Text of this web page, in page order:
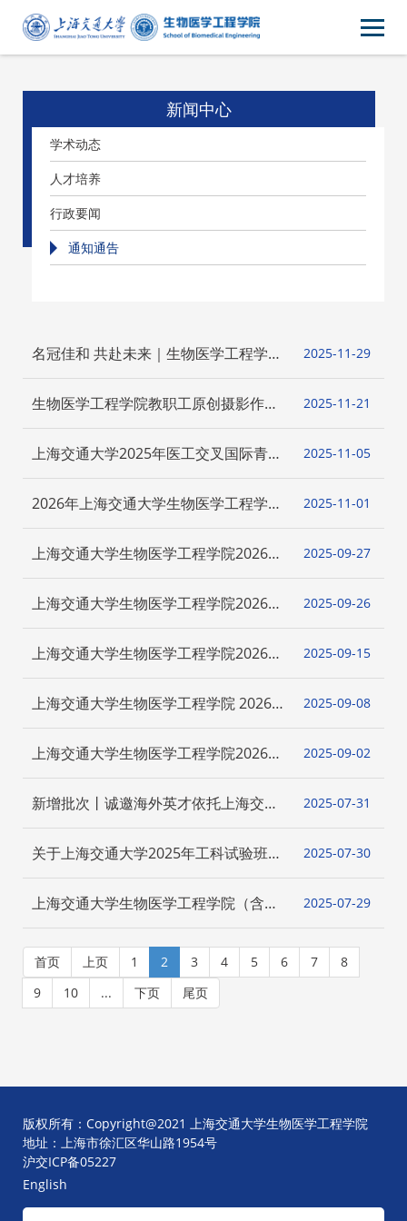
新闻中心
学术动态
人才培养
行政要闻
通知通告
名冠佳和 共赴未来｜生物医学工程学院
健康创新大楼报告厅座椅冠名捐赠项目
启动！
29
2025-11
生物医学工程学院教职工原创摄影作品
征集启事
21
2025-11
上海交通大学2025年医工交叉国际青年
学者论坛诚邀海内外英才
05
2025-11
2026年上海交通大学生物医学工程学院
博士生“申请-考核”制及“硕博连读”招生
实施办法
01
2025-11
上海交通大学生物医学工程学院2026年
接收推荐免试研究生（含直博生）预推
免复试通知-第二批
27
2025-09
上海交通大学生物医学工程学院2026年
接收推荐免试研究生(含直博生)预推免
办法(第二批)
26
2025-09
上海交通大学生物医学工程学院2026年
接收推荐免试研究生（含直博生）预推
免复试通知
15
2025-09
上海交通大学生物医学工程学院 2026
年接收推荐免试研究生（含直博生）预
推免办法
08
2025-09
上海交通大学生物医学工程学院2026年
推荐优秀应届本科毕业生免试攻读研究
生工作办法
02
2025-09
新增批次丨诚邀海外英才依托上海交通
大学生物医学工程学院申报海外优青项
目！
31
2025-07
关于上海交通大学2025年工科试验班类
生物医学工程学院分流选拔开放申请的
通知
30
2025-07
上海交通大学生物医学工程学院（含
Med-X研究院） 2026年研究生优才夏
令营优秀营员名单
29
2025-07
首页 上页 1 2 3 4 5 6 7
8
9
10 ... 下页 尾页
版权所有：Copyright@2021 上海交通大学生物医学工程学院
地址：上海市徐汇区华山路1954号
沪交ICP备05227
English